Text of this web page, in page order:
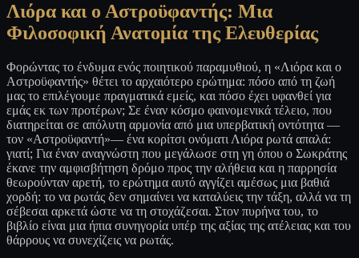
Λιόρα και ο Αστροϋφαντής: Μια
Φιλοσοφική Ανατομία της Ελευθερίας
Φορώντας το ένδυμα ενός ποιητικού παραμυθιού, η «Λιόρα και ο
Αστροϋφαντής» θέτει το αρχαιότερο ερώτημα: πόσο από τη ζωή
μας το επιλέγουμε πραγματικά εμείς, και πόσο έχει υφανθεί για
εμάς εκ των προτέρων; Σε έναν κόσμο φαινομενικά τέλειο, που
διατηρείται σε απόλυτη αρμονία από μια υπερβατική οντότητα —
τον «Αστροϋφαντή»— ένα κορίτσι ονόματι Λιόρα ρωτά απαλά:
γιατί; Για έναν αναγνώστη που μεγάλωσε στη γη όπου ο Σωκράτης
έκανε την αμφισβήτηση δρόμο προς την αλήθεια και η παρρησία
θεωρούνταν αρετή, το ερώτημα αυτό αγγίζει αμέσως μια βαθιά
χορδή: το να ρωτάς δεν σημαίνει να καταλύεις την τάξη, αλλά να τη
σέβεσαι αρκετά ώστε να τη στοχάζεσαι. Στον πυρήνα του, το
βιβλίο είναι μια ήπια συνηγορία υπέρ της αξίας της ατέλειας και του
θάρρους να συνεχίζεις να ρωτάς.